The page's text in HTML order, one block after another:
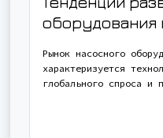
оборудования
Рынок насосного
характеризуется
глобального спроса и